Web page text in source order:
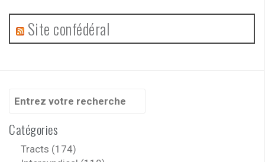
Site confédéral
Recherche
:Catégories
Tracts (174)